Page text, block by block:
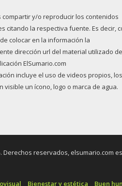
compartir y/o reproducir los contenidos
citando la respectiva fuente. Es decir,
colocar en la información la
dirección url del material utilizado de
ElSumario.com
incluye el uso de videos propios, los
visible un ícono, logo o marca de agua.
Derechos reservados, elsumario.com es
Bienestar y estética Buen